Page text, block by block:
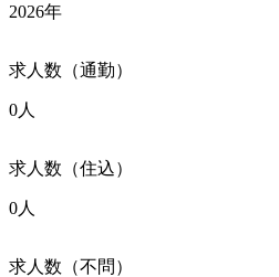
2026年
求人数（通勤）
0人
求人数（住込）
0人
求人数（不問）